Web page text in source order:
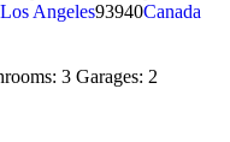
Los Angeles93940Canada
3 Garages: 2